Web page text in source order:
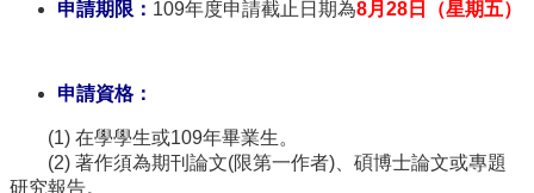
訊
雙
語
詞
申請期限： 109年度申請截止日期為8月28日（星期五）
申請資格：
(1) 在學學生或109年畢業生。
(2) 著作須為期刊論文(限第一作者)、碩博士論文或專題
研究報告。